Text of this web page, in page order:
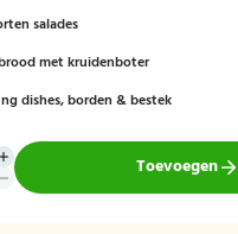
salades
met kruidenboter
dishes, borden & bestek
Toevoegen